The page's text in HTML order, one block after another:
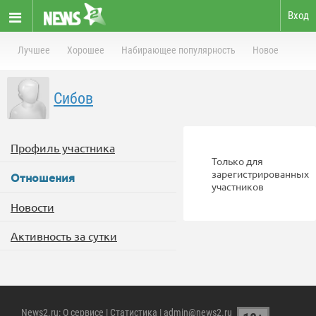
Вход
Лучшее Хорошее Набирающее популярность Новое
Сибов
Профиль участника
Отношения
Новости
Активность за сутки
Только для
зарегистрированных
участников
News2.ru: О сервисе | Статистика | admin@news2.ru